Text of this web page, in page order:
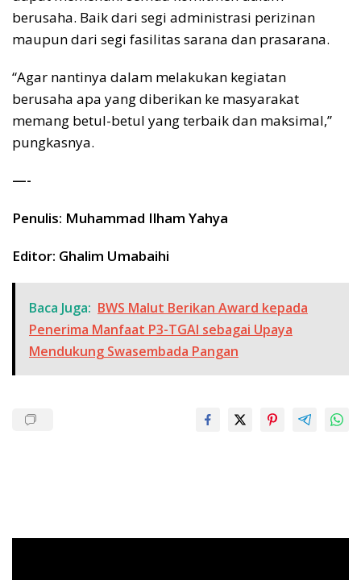
berusaha. Baik dari segi administrasi perizinan
maupun dari segi fasilitas sarana dan prasarana.
“Agar nantinya dalam melakukan kegiatan
berusaha apa yang diberikan ke masyarakat
memang betul-betul yang terbaik dan maksimal,”
pungkasnya.
—-
Penulis: Muhammad Ilham Yahya
Editor: Ghalim Umabaihi
Baca Juga: BWS Malut Berikan Award kepada
Penerima Manfaat P3-TGAI sebagai Upaya
Mendukung Swasembada Pangan